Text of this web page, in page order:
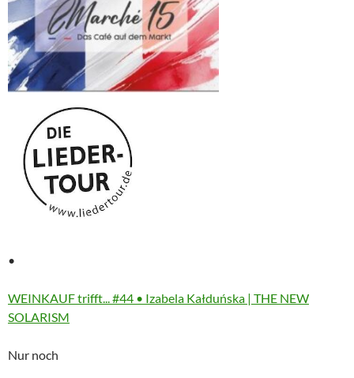
•
More
information
WEINKAUF trifft... #44 • Izabela Kałduńska | THE NEW
SOLARISM
Nur noch